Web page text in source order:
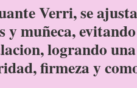
Verri, se
y muñeca,
logrando
firmeza y